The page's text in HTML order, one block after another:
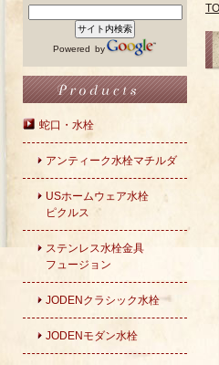
Powered by
蛇口・水栓
アンティーク水栓マチルダ
USホームウェア水栓
ピクルス
ステンレス水栓金具
フュージョン
JODENクラシック水栓
JODENモダン水栓